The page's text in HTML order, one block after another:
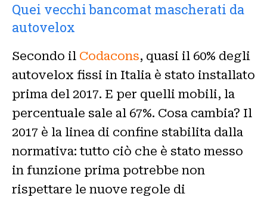
Quei vecchi bancomat mascherati da
autovelox
Secondo il Codacons, quasi il 60% degli
autovelox fissi in Italia è stato installato
prima del 2017. E per quelli mobili, la
percentuale sale al 67%. Cosa cambia? Il
2017 è la linea di confine stabilita dalla
normativa: tutto ciò che è stato messo
in funzione prima potrebbe non
rispettare le nuove regole di